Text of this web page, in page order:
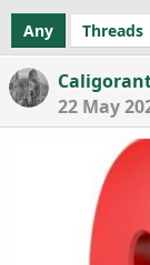
Any Threads
22 May